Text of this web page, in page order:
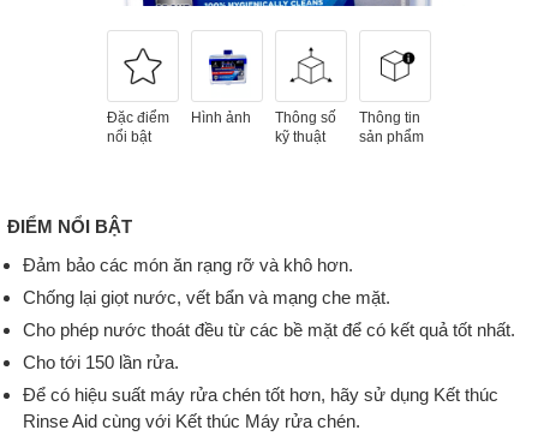
Đặc điểm
nổi bật
Hình ảnh
Thông số
kỹ thuật
Thông tin
sản phẩm
ĐIỂM NỔI BẬT
Đảm bảo các món ăn rạng rỡ và khô hơn.
Chống lại giọt nước, vết bẩn và mạng che mặt.
Cho phép nước thoát đều từ các bề mặt để có kết quả tốt nhất.
Cho tới 150 lần rửa.
Để có hiệu suất máy rửa chén tốt hơn, hãy sử dụng Kết thúc
Rinse Aid cùng với Kết thúc Máy rửa chén.